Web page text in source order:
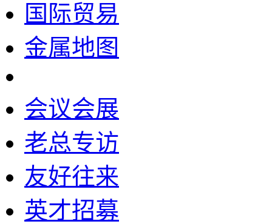
国际贸易
金属地图
会议会展
老总专访
友好往来
英才招募